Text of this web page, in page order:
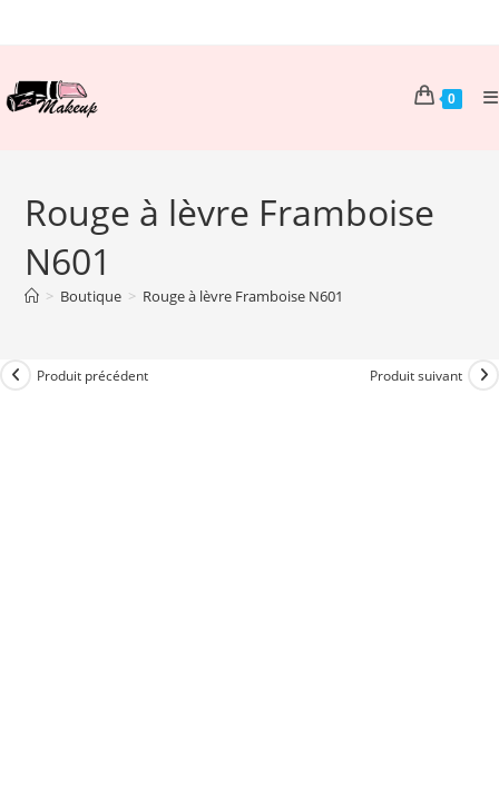
0
Rouge à lèvre Framboise
N601
> Boutique > Rouge à lèvre Framboise N601
Produit précédent Produit suivant